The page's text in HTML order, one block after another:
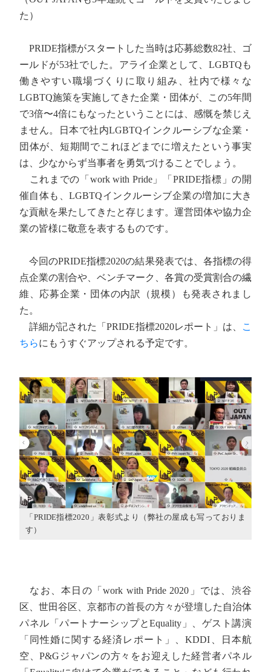
た）
PRIDE指標がスタートした当時は応募総数82社、ゴ
ールドが53社でした。アライ企業として、LGBTQも
働きやすい職場づくりに取り組み、社内で様々な
LGBTQ施策を実施してきた企業・団体が、この5年間
で3倍〜4倍にもなったということには、感慨を禁じえ
ません。日本で社内LGBTQインクルーシブな企業・
団体が、短期間でこれほどまでに増えたという事実
は、少なからず当事者を勇気づけることでしょう。
これまでの「work with Pride」「PRIDE指標」の開
催自体も、LGBTQインクルーシブ企業の増加に大き
な貢献を果たしてきたと存じます。運営団体や協力企
業の皆様に敬意を表するものです。
今回のPRIDE指標2020の結果発表では、各指標の得
点企業の割合や、ベンチマーク、各賞の受賞割合の繊
維、応募企業・団体の内訳（規模）も発表されまし
た。
詳細が記された「PRIDE指標2020レポート」は、
こ
ちらにもうすぐアップされる予定です。
「PRIDE指標2020」表彰式より（弊社の屋成も写っておりま
す）
なお、本日の「work with Pride 2020」では、渋谷
区、世田谷区、京都市の首長の方々が登壇した自治体
パネル「パートナーシップとEquality」、ゲスト講演
「同性婚に関する経済レポート」、KDDI、日本航
空、P&Gジャパンの方々をお迎えした経営者パネル